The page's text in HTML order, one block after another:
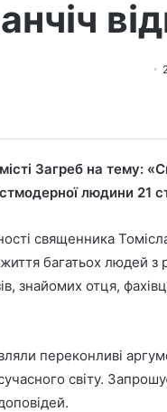
Загреб на тему:
людини 21
священника
багатьох людей з
знайомих отця,
переконливі
світу.